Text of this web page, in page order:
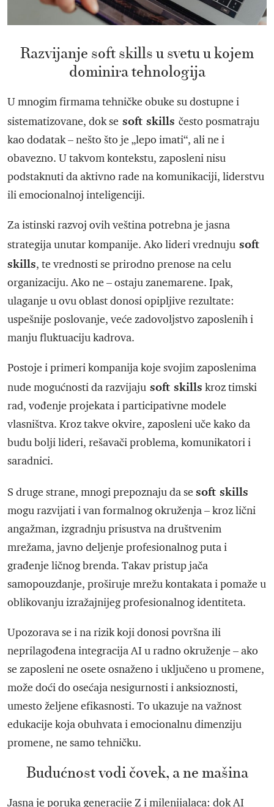
Razvijanje soft skills u svetu u kojem
dominira tehnologija
U mnogim firmama tehničke obuke su dostupne i
sistematizovane, dok se soft skills često posmatraju
kao dodatak – nešto što je „lepo imati“, ali ne i
obavezno. U takvom kontekstu, zaposleni nisu
podstaknuti da aktivno rade na komunikaciji, liderstvu
ili emocionalnoj inteligenciji.
Za istinski razvoj ovih veština potrebna je jasna
strategija unutar kompanije. Ako lideri vrednuju soft
skills, te vrednosti se prirodno prenose na celu
organizaciju. Ako ne – ostaju zanemarene. Ipak,
ulaganje u ovu oblast donosi opipljive rezultate:
uspešnije poslovanje, veće zadovoljstvo zaposlenih i
manju fluktuaciju kadrova.
Postoje i primeri kompanija koje svojim zaposlenima
nude mogućnosti da razvijaju soft skills kroz timski
rad, vođenje projekata i participativne modele
vlasništva. Kroz takve okvire, zaposleni uče kako da
budu bolji lideri, rešavači problema, komunikatori i
saradnici.
S druge strane, mnogi prepoznaju da se soft skills
mogu razvijati i van formalnog okruženja – kroz lični
angažman, izgradnju prisustva na društvenim
mrežama, javno deljenje profesionalnog puta i
građenje ličnog brenda. Takav pristup jača
samopouzdanje, proširuje mrežu kontakata i pomaže u
oblikovanju izražajnijeg profesionalnog identiteta.
Upozorava se i na rizik koji donosi površna ili
neprilagođena integracija AI u radno okruženje – ako
se zaposleni ne osete osnaženo i uključeno u promene,
može doći do osećaja nesigurnosti i anksioznosti,
umesto željene efikasnosti. To ukazuje na važnost
edukacije koja obuhvata i emocionalnu dimenziju
promene, ne samo tehničku.
Budućnost vodi čovek, a ne mašina
Jasna je poruka generacije Z i milenijalaca: dok AI